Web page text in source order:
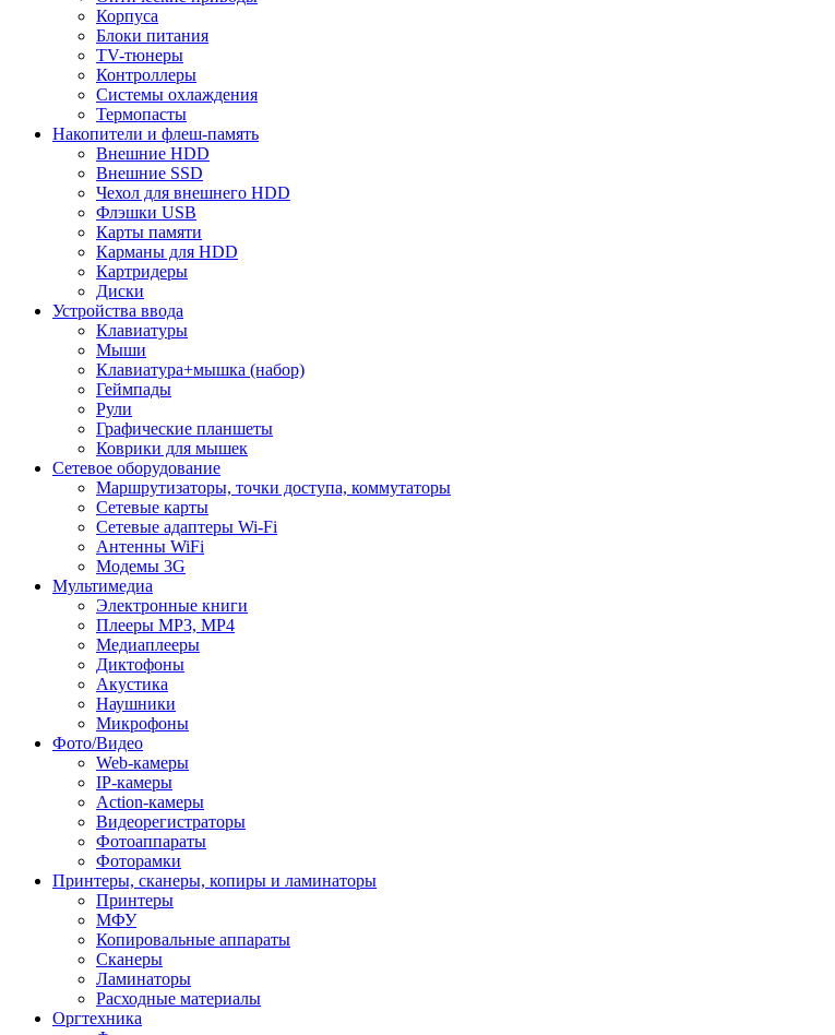
Корпуса
Блоки питания
TV-тюнеры
Контроллеры
Системы охлаждения
Термопасты
Накопители и флеш-память
Внешние HDD
Внешние SSD
Чехол для внешнего HDD
Флэшки USB
Карты памяти
Карманы для HDD
Картридеры
Диски
Устройства ввода
Клавиатуры
Мыши
Клавиатура+мышка (набор)
Геймпады
Рули
Графические планшеты
Коврики для мышек
Сетевое оборудование
Маршрутизаторы, точки доступа, коммутаторы
Сетевые карты
Сетевые адаптеры Wi-Fi
Антенны WiFi
Модемы 3G
Мультимедиа
Электронные книги
Плееры MP3, MP4
Медиаплееры
Диктофоны
Акустика
Наушники
Микрофоны
Фото/Видео
Web-камеры
IP-камеры
Action-камеры
Видеорегистраторы
Фотоаппараты
Фоторамки
Принтеры, сканеры, копиры и ламинаторы
Принтеры
МФУ
Копировальные аппараты
Сканеры
Ламинаторы
Расходные материалы
Оргтехника